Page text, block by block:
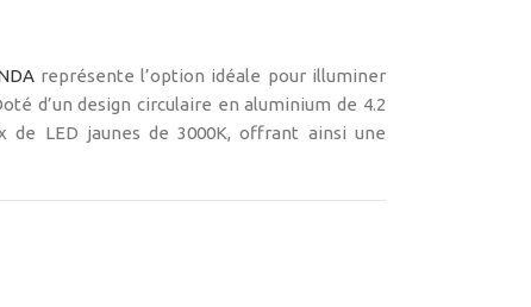
représente l’option idéale pour illuminer
d’un design circulaire en aluminium de 4.2
de LED jaunes de 3000K, offrant ainsi une